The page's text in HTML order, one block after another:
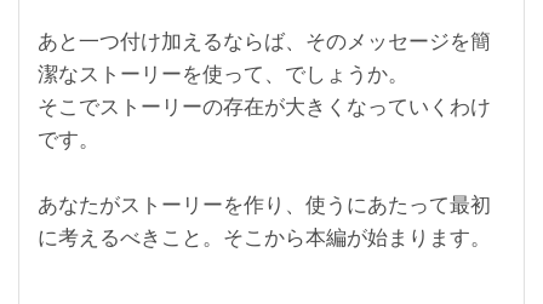
あと一つ付け加えるならば、そのメッセージを簡
潔なストーリーを使って、でしょうか。
そこでストーリーの存在が大きくなっていくわけ
です。
あなたがストーリーを作り、使うにあたって最初
に考えるべきこと。そこから本編が始まります。